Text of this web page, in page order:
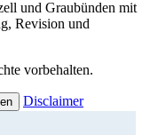
und Graubünden mit
Revision und
vorbehalten.
Disclaimer